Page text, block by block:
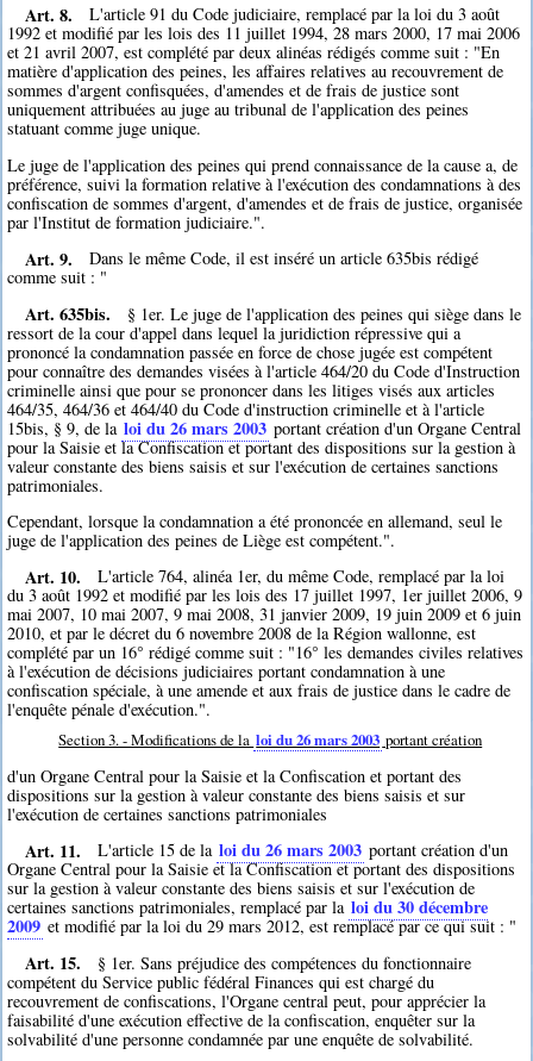
Art. 8.
L'article 91 du Code judiciaire, remplacé par la loi du 3 août
1992 et modifié par les lois des 11 juillet 1994, 28 mars 2000, 17 mai 2006
et 21 avril 2007, est complété par deux alinéas rédigés comme suit : "En
matière d'application des peines, les affaires relatives au recouvrement de
sommes d'argent confisquées, d'amendes et de frais de justice sont
uniquement attribuées au juge au tribunal de l'application des peines
statuant comme juge unique.
Le juge de l'application des peines qui prend connaissance de la cause a, de
préférence, suivi la formation relative à l'exécution des condamnations à des
confiscation de sommes d'argent, d'amendes et de frais de justice, organisée
par l'Institut de formation judiciaire.".
Art. 9.
Dans le même Code, il est inséré un article 635bis rédigé
comme suit : "
Art. 635bis.
§ 1er. Le juge de l'application des peines qui siège dans le
ressort de la cour d'appel dans lequel la juridiction répressive qui a
prononcé la condamnation passée en force de chose jugée est compétent
pour connaître des demandes visées à l'article 464/20 du Code d'Instruction
criminelle ainsi que pour se prononcer dans les litiges visés aux articles
464/35, 464/36 et 464/40 du Code d'instruction criminelle et à l'article
15bis, § 9, de la loi du 26 mars 2003 portant création d'un Organe Central
pour la Saisie et la Confiscation et portant des dispositions sur la gestion à
valeur constante des biens saisis et sur l'exécution de certaines sanctions
patrimoniales.
Cependant, lorsque la condamnation a été prononcée en allemand, seul le
juge de l'application des peines de Liège est compétent.".
Art. 10.
L'article 764, alinéa 1er, du même Code, remplacé par la loi
du 3 août 1992 et modifié par les lois des 17 juillet 1997, 1er juillet 2006, 9
mai 2007, 10 mai 2007, 9 mai 2008, 31 janvier 2009, 19 juin 2009 et 6 juin
2010, et par le décret du 6 novembre 2008 de la Région wallonne, est
complété par un 16° rédigé comme suit : "16° les demandes civiles relatives
à l'exécution de décisions judiciaires portant condamnation à une
confiscation spéciale, à une amende et aux frais de justice dans le cadre de
l'enquête pénale d'exécution.".
Section 3. - Modifications de la loi du 26 mars 2003 portant création
d'un Organe Central pour la Saisie et la Confiscation et portant des
dispositions sur la gestion à valeur constante des biens saisis et sur
l'exécution de certaines sanctions patrimoniales
Art. 11. L'article 15 de la loi du 26 mars 2003 portant création d'un
Organe Central pour la Saisie et la Confiscation et portant des dispositions
sur la gestion à valeur constante des biens saisis et sur l'exécution de
certaines sanctions patrimoniales, remplacé par la loi du 30 décembre
2009 et modifié par la loi du 29 mars 2012, est remplacé par ce qui suit : "
Art. 15.
§ 1er. Sans préjudice des compétences du fonctionnaire
compétent du Service public fédéral Finances qui est chargé du
recouvrement de confiscations, l'Organe central peut, pour apprécier la
faisabilité d'une exécution effective de la confiscation, enquêter sur la
solvabilité d'une personne condamnée par une enquête de solvabilité.